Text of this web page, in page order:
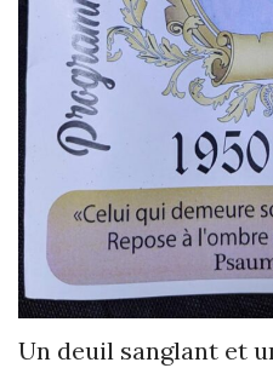
Un deuil sanglant et